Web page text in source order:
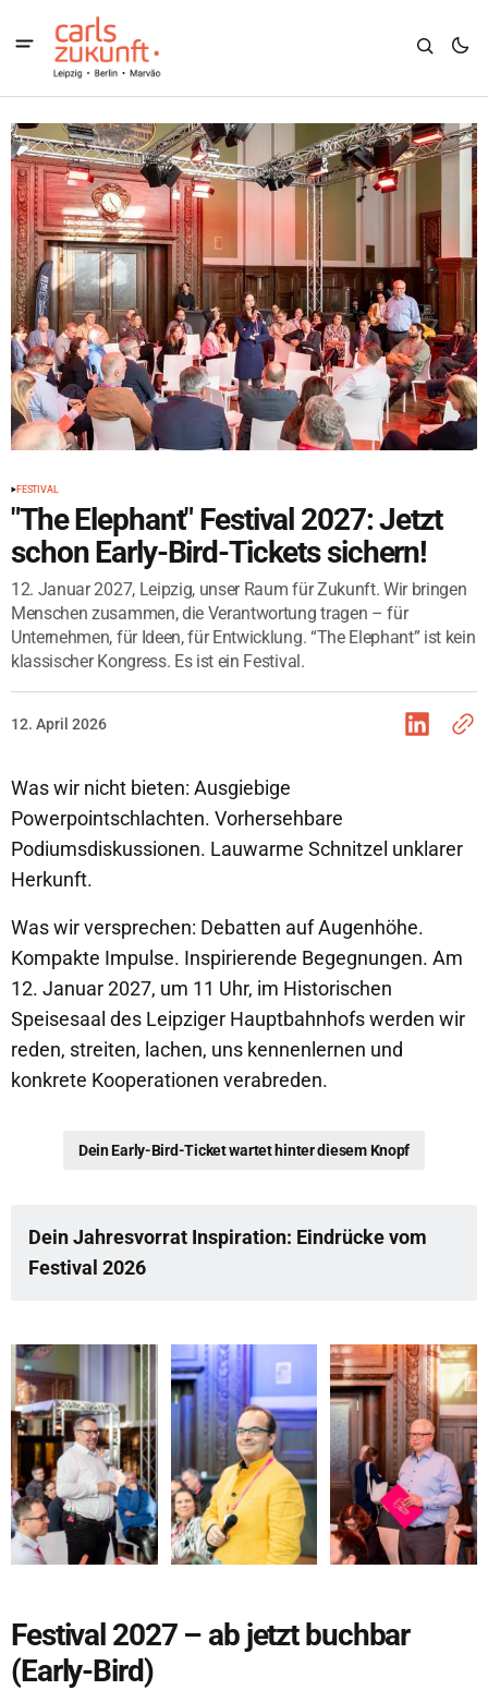
FESTIVAL
"The Elephant" Festival 2027: Jetzt
schon Early-Bird-Tickets sichern!
12. Januar 2027, Leipzig, unser Raum für Zukunft. Wir bringen
Menschen zusammen, die Verantwortung tragen – für
Unternehmen, für Ideen, für Entwicklung. “The Elephant” ist kein
klassischer Kongress. Es ist ein Festival.
12. April 2026
Was wir nicht bieten: Ausgiebige
Powerpointschlachten. Vorhersehbare
Podiumsdiskussionen. Lauwarme Schnitzel unklarer
Herkunft.
Was wir versprechen: Debatten auf Augenhöhe.
Kompakte Impulse. Inspirierende Begegnungen. Am
12. Januar 2027, um 11 Uhr, im Historischen
Speisesaal des Leipziger Hauptbahnhofs werden wir
reden, streiten, lachen, uns kennenlernen und
konkrete Kooperationen verabreden.
Dein Early-Bird-Ticket wartet hinter diesem Knopf
Dein Jahresvorrat Inspiration: Eindrücke vom
Festival 2026
Festival 2027 – ab jetzt buchbar
(Early-Bird)